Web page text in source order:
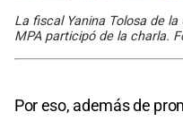
La fiscal Yanina Tolosa de
MPA participó de la charla.
Por eso, además de